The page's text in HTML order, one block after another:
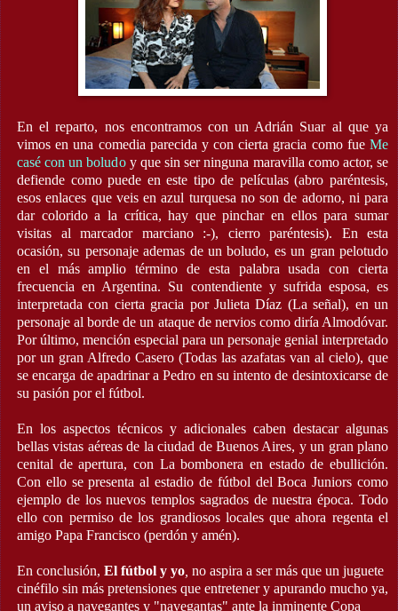
En el reparto, nos encontramos con un Adrián Suar al que ya
vimos en una comedia parecida y con cierta gracia como fue Me
casé con un boludoy que sin ser ninguna maravilla como actor, se
defiende como puede en este tipo de películas (abro paréntesis,
esos enlaces que veis en azul turquesa no son de adorno, ni para
dar colorido a la crítica, hay que pinchar en ellos para sumar
visitas al marcador marciano :-), cierro paréntesis). En esta
ocasión, su personaje ademas de un boludo, es un gran pelotudo
en el más amplio término de esta palabra usada con cierta
frecuencia en Argentina. Su contendiente y sufrida esposa, es
interpretada con cierta gracia por Julieta Díaz (La señal), en un
personaje al borde de un ataque de nervios como diría Almodóvar.
Por último, mención especial para un personaje genial interpretado
por un gran Alfredo Casero (Todas las azafatas van al cielo), que
se encarga de apadrinar a Pedro en su intento de desintoxicarse de
su pasión por el fútbol.
En los aspectos técnicos y adicionales caben destacar algunas
bellas vistas aéreas de la ciudad de Buenos Aires, y un gran plano
cenital de apertura, con La bombonera en estado de ebullición.
Con ello se presenta al estadio de fútbol del Boca Juniors como
ejemplo de los nuevos templos sagrados de nuestra época. Todo
ello con permiso de los grandiosos locales que ahora regenta el
amigo Papa Francisco (perdón y amén).
En conclusión, El fútbol y yo no aspira a ser más que un juguete
cinéfilo sin más pretensiones que entretener y apurando mucho ya,
un aviso a navegantes y "navegantas" ante la inminente Copa